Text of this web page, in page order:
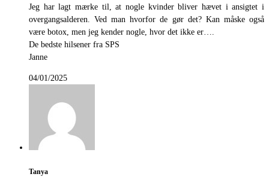
Jeg har lagt mærke til, at nogle kvinder bliver hævet i ansigtet i
overgangsalderen. Ved man hvorfor de gør det? Kan måske også
være botox, men jeg kender nogle, hvor det ikke er….
De bedste hilsener fra SPS
Janne
04/01/2025
Tanya